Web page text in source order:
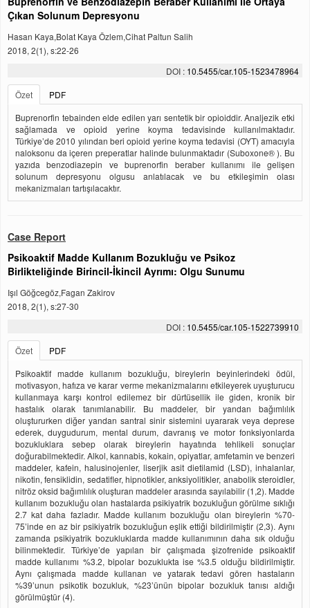
Çıkan Solunum Depresyonu
Hasan Kaya,Bolat Kaya Özlem,Cihat Paltun Salih
2018, 2(1), s:22-26
DOI : 10.5455/car.105-1523478964
Özet
PDF
Buprenorfin tebainden elde edilen yarı sentetik bir opioiddir. Analjezik etki
sağlamada ve opioid yerine koyma tedavisinde kullanılmaktadır.
Türkiye’de 2010 yılından beri opioid yerine koyma tedavisi (OYT) amacıyla
naloksonu da içeren preperatlar halinde bulunmaktadır (Suboxone® ). Bu
yazıda benzodiazepin ve buprenorfin beraber kullanımı ile gelişen
solunum depresyonu olgusu anlatılacak ve bu etkileşimin olası
mekanizmaları tartışılacaktır.
Case Report
Psikoaktif Madde Kullanım Bozukluğu ve Psikoz
Birlikteliğinde Birincil-İkincil Ayrımı: Olgu Sunumu
Işıl Göğcegöz,Fagan Zakirov
2018, 2(1), s:27-30
DOI : 10.5455/car.105-1522739910
Özet
PDF
Psikoaktif madde kullanım bozukluğu, bireylerin beyinlerindeki ödül,
motivasyon, hafıza ve karar verme mekanizmalarını etkileyerek uyuşturucu
kullanmaya karşı kontrol edilemez bir dürtüsellik ile giden, kronik bir
hastalık olarak tanımlanabilir. Bu maddeler, bir yandan bağımlılık
oluştururken diğer yandan santral sinir sistemini uyararak veya deprese
ederek, duygudurum, mental durum, davranış ve motor fonksiyonlarda
bozukluklara sebep olarak bireylerin hayatında tehlikeli sonuçlar
doğurabilmektedir. Alkol, kannabis, kokain, opiyatlar, amfetamin ve benzeri
maddeler, kafein, halusinojenler, liserjik asit dietilamid (LSD), inhalanlar,
nikotin, fensiklidin, sedatifler, hipnotikler, anksiyolitikler, anabolik steroidler,
nitröz oksid bağımlılık oluşturan maddeler arasında sayılabilir (1,2). Madde
kullanım bozukluğu olan hastalarda psikiyatrik bozukluğun görülme sıklığı
2.7 kat daha fazladır. Madde kullanım bozukluğu olan bireylerin %70-
75’inde en az bir psikiyatrik bozukluğun eşlik ettiği bildirilmiştir (2,3). Aynı
zamanda psikiyatrik bozukluklarda madde kullanımının daha sık olduğu
bilinmektedir. Türkiye’de yapılan bir çalışmada şizofrenide psikoaktif
madde kullanımı %3.2, bipolar bozuklukta ise %3.5 olduğu bildirilmiştir.
Aynı çalışmada madde kullanan ve yatarak tedavi gören hastaların
%39’unun psikotik bozukluk, %23’ünün bipolar bozukluk tanısı aldığı
görülmüştür (4).